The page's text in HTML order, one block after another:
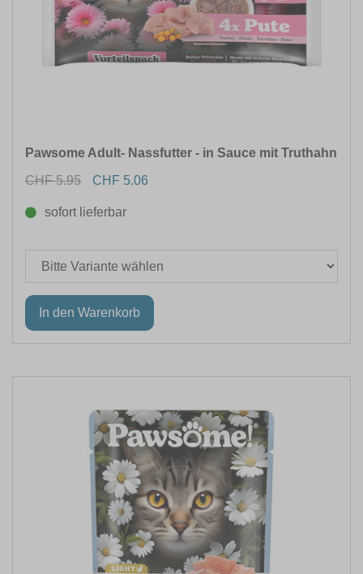
Pawsome Adult- Nassfutter - in Sauce mit Truthahn
CHF 5.95
CHF 5.06
sofort lieferbar